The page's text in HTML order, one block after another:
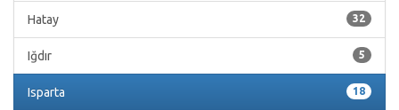
32
Hatay
5
Iğdır
18
Isparta